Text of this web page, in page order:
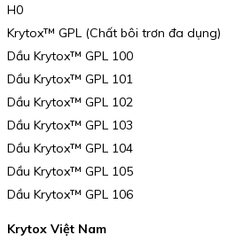
H0
Krytox™ GPL (Chất bôi trơn đa dụng)
Dầu Krytox™ GPL 100
Dầu Krytox™ GPL 101
Dầu Krytox™ GPL 102
Dầu Krytox™ GPL 103
Dầu Krytox™ GPL 104
Dầu Krytox™ GPL 105
Dầu Krytox™ GPL 106
Krytox Việt Nam